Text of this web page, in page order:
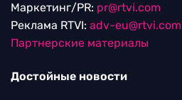
Маркетинг/PR: pr@rtvi.com
Реклама RTVI: adv-eu@rtvi.com
Партнерские материалы
Достойные новости